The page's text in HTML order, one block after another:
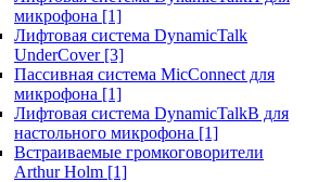
микрофона [1]
Лифтовая система DynamicTalk
UnderCover [3]
Пассивная система MicConnect для
микрофона [1]
Лифтовая система DynamicTalkB для
настольного микрофона [1]
Встраиваемые громкоговорители
Arthur Holm [1]